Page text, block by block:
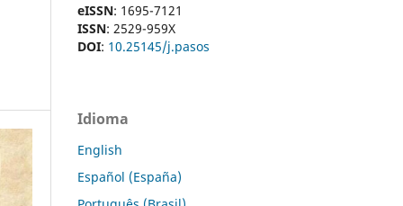
eISSN: 1695-7121
ISSN: 2529-959X
DOI: 10.25145/j.pasos
Idioma
English
Español (España)